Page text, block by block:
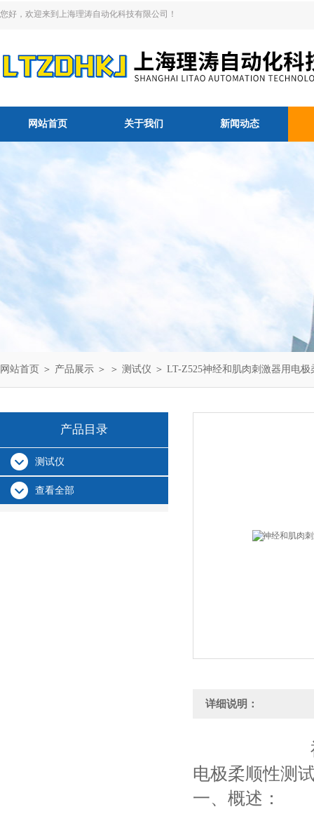
您好，欢迎来到上海理涛自动化科技有限公司！
网站首页 关于我们 新闻动态
网站首页 ＞ 产品展示 ＞ ＞ 测试仪 ＞ LT-Z525神经和肌肉刺激器用电
产品目录
测试仪
查看全部
详细说明：
电极柔顺性测
一、 概述：